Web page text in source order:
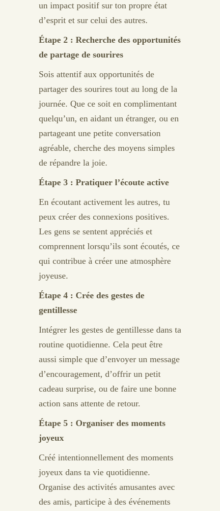
un impact positif sur ton propre état
d’esprit et sur celui des autres.
Étape 2 : Recherche des opportunités
de partage de sourires
Sois attentif aux opportunités de
partager des sourires tout au long de la
journée. Que ce soit en complimentant
quelqu’un, en aidant un étranger, ou en
partageant une petite conversation
agréable, cherche des moyens simples
de répandre la joie.
Étape 3 : Pratiquer l’écoute active
En écoutant activement les autres, tu
peux créer des connexions positives.
Les gens se sentent appréciés et
comprennent lorsqu’ils sont écoutés, ce
qui contribue à créer une atmosphère
joyeuse.
Étape 4 : Crée des gestes de
gentillesse
Intégrer les gestes de gentillesse dans ta
routine quotidienne. Cela peut être
aussi simple que d’envoyer un message
d’encouragement, d’offrir un petit
cadeau surprise, ou de faire une bonne
action sans attente de retour.
Étape 5 : Organiser des moments
joyeux
Créé intentionnellement des moments
joyeux dans ta vie quotidienne.
Organise des activités amusantes avec
des amis, participe à des événements